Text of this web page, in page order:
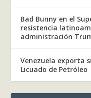
Bad Bunny en el
resistencia
administración
Venezuela exporta
Licuado de